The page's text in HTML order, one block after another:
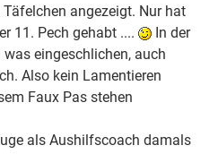
angezeigt. Nur hat
11. Pech gehabt ....
In der
eingeschlichen, auch
Also kein Lamentieren
Faux Pas stehen
als Aushilfscoach damals